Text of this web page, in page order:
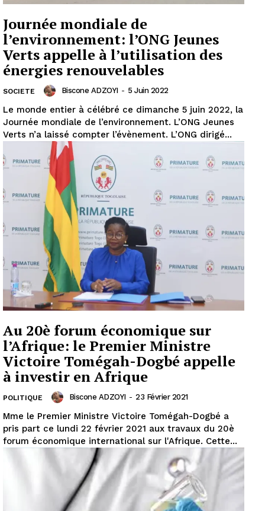
Journée mondiale de
l’environnement: l’ONG Jeunes
Verts appelle à l’utilisation des
énergies renouvelables
SOCIETE Biscone ADZOYI - 5 Juin 2022
Le monde entier à célébré ce dimanche 5 juin 2022, la
Journée mondiale de l’environnement. L’ONG Jeunes
Verts n’a laissé compter l’évènement. L’ONG dirigé...
Au 20è forum économique sur
l’Afrique: le Premier Ministre
Victoire Tomégah-Dogbé appelle
à investir en Afrique
POLITIQUE Biscone ADZOYI - 23 Février 2021
Mme le Premier Ministre Victoire Tomégah-Dogbé a
pris part ce lundi 22 février 2021 aux travaux du 20è
forum économique international sur l'Afrique. Cette...